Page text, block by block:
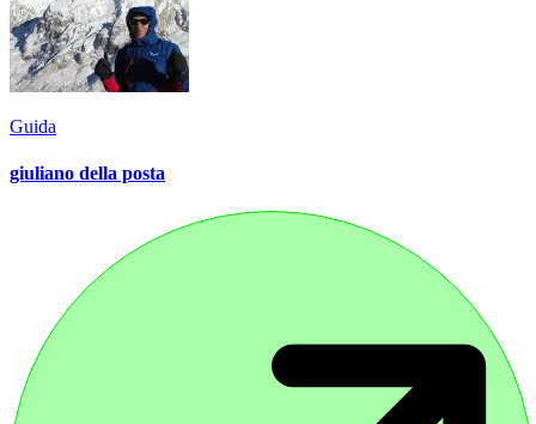
Guida
giuliano della posta